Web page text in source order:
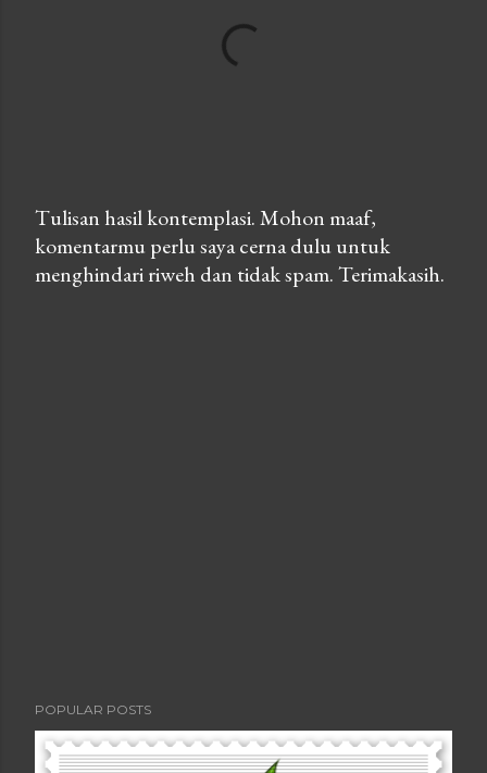
P
o
Tulisan hasil kontemplasi. Mohon maaf,
komentarmu perlu saya cerna dulu untuk
menghindari riweh dan tidak spam. Terimakasih.
POPULAR POSTS